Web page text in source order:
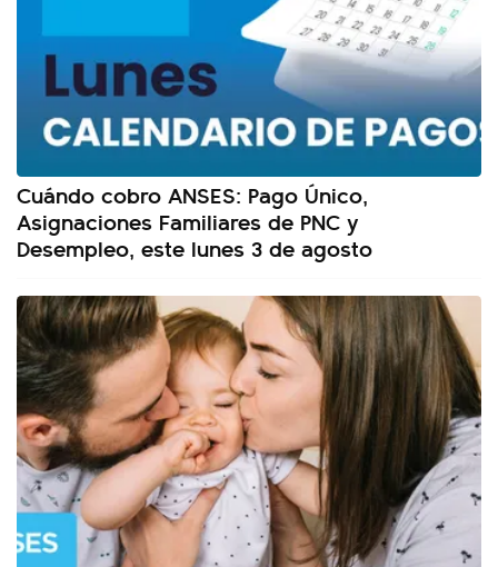
Cuándo cobro ANSES: Pago Único,
Asignaciones Familiares de PNC y
Desempleo, este lunes 3 de agosto